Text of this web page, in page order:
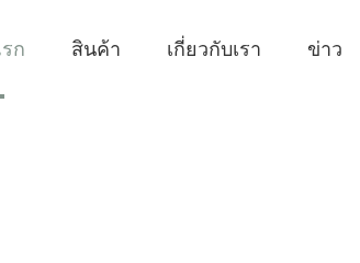
ก สินค้า เกี่ยวกับเรา ข่าว